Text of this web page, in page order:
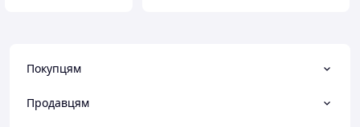
Покупцям
Продавцям